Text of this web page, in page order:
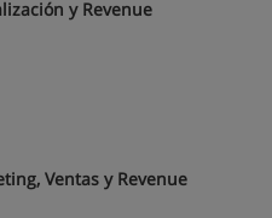
y Revenue
Ventas y Revenue